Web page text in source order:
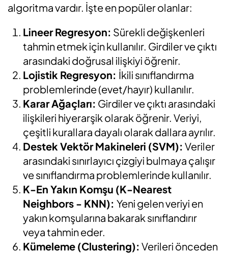
algoritma vardır. İşte en popüler olanlar:
Lineer Regresyon: Sürekli değişkenleri
tahmin etmek için kullanılır. Girdiler ve çıktı
arasındaki doğrusal ilişkiyi öğrenir.
Lojistik Regresyon: İkili sınıflandırma
problemlerinde (evet/hayır) kullanılır.
Karar Ağaçları: Girdiler ve çıktı arasındaki
ilişkileri hiyerarşik olarak öğrenir. Veriyi,
çeşitli kurallara dayalı olarak dallara ayrılır.
Destek Vektör Makineleri (SVM): Veriler
arasındaki sınırlayıcı çizgiyi bulmaya çalışır
ve sınıflandırma problemlerinde kullanılır.
K-En Yakın Komşu (K-Nearest
Neighbors - KNN): Yeni gelen veriyi en
yakın komşularına bakarak sınıflandırır
veya tahmin eder.
Kümeleme (Clustering): Verileri önceden